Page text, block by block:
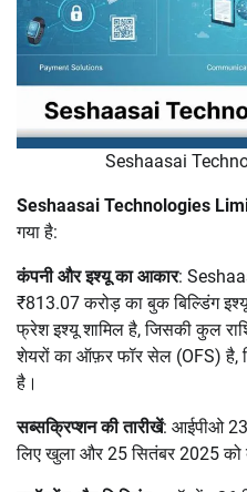
Seshaasai
Seshaasai Technologies
गया है:
कंपनी और इश्यू का आकार:
₹813.07 करोड़ का बुक बिल्डिंग
फ्रेश इश्यू शामिल है, जिसकी कुल
शेयरों का ऑफ़र फॉर सेल (OFS) है,
है।
सब्सक्रिप्शन की तारीखें: आईपीओ
लिए खुला और 25 सितंबर 2025 को